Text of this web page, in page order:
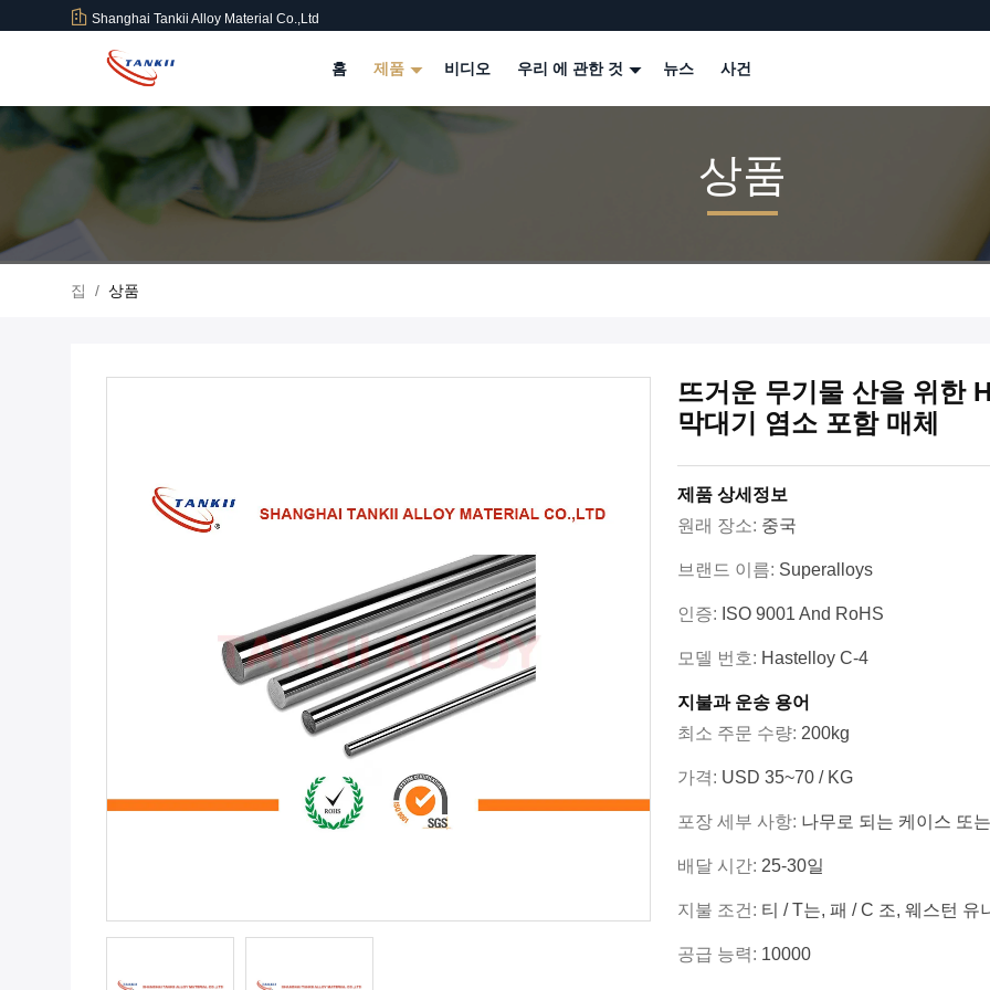
Shanghai Tankii Alloy Material Co.,Ltd
홈 제품 비디오 우리 에 관한 것 뉴스 사건
상품
집 / 상품
뜨거운 무기물 산을 위한
막대기 염소 포함 매체
제품 상세정보
원래 장소: 중국
브랜드 이름: Superalloys
인증: ISO 9001 And RoHS
모델 번호: Hastelloy C-4
지불과 운송 용어
최소 주문 수량: 200kg
가격: USD 35~70 / KG
포장 세부 사항: 나무로 되는 케이스 또
배달 시간: 25-30일
지불 조건: 티 / T는, 패 / C 조, 웨스턴 유
공급 능력: 10000